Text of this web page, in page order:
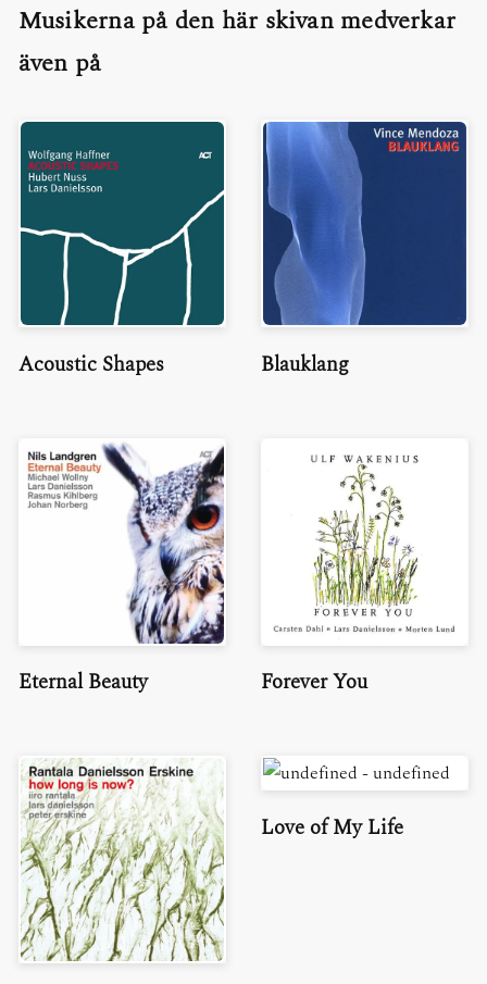
Musikerna på den här skivan medverkar
även på
Acoustic Shapes Blauklang
Eternal Beauty Forever You
Love of My Life